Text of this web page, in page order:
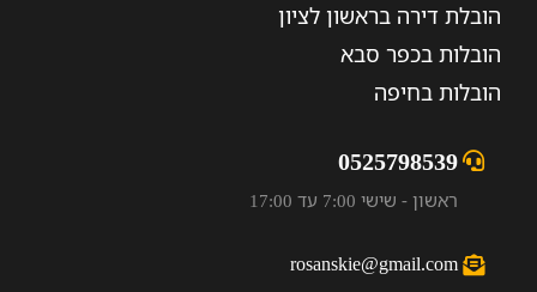
הובלת דירה בראשון לציון
הובלות בכפר סבא
הובלות בחיפה
0525798539
ראשון - שישי 7:00 עד 17:00
rosanskie@gmail.com